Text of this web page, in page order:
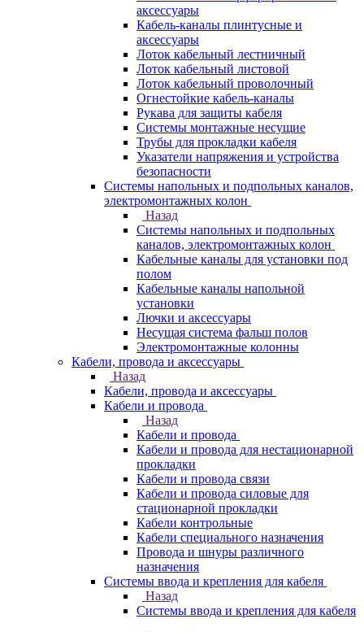
аксессуары
Кабель-каналы плинтусные и
аксессуары
Лоток кабельный лестничный
Лоток кабельный листовой
Лоток кабельный проволочный
Огнестойкие кабель-каналы
Рукава для защиты кабеля
Системы монтажные несущие
Трубы для прокладки кабеля
Указатели напряжения и устройства
безопасности
Системы напольных и подпольных каналов,
электромонтажных колон
Назад
Системы напольных и подпольных
каналов, электромонтажных колон
Кабельные каналы для установки под
полом
Кабельные каналы напольной
установки
Лючки и аксессуары
Несущая система фальш полов
Электромонтажные колонны
Кабели, провода и аксессуары
Назад
Кабели, провода и аксессуары
Кабели и провода
Назад
Кабели и провода
Кабели и провода для нестационарной
прокладки
Кабели и провода связи
Кабели и провода силовые для
стационарной прокладки
Кабели контрольные
Кабели специального назначения
Провода и шнуры различного
назначения
Системы ввода и крепления для кабеля
Назад
Системы ввода и крепления для кабеля